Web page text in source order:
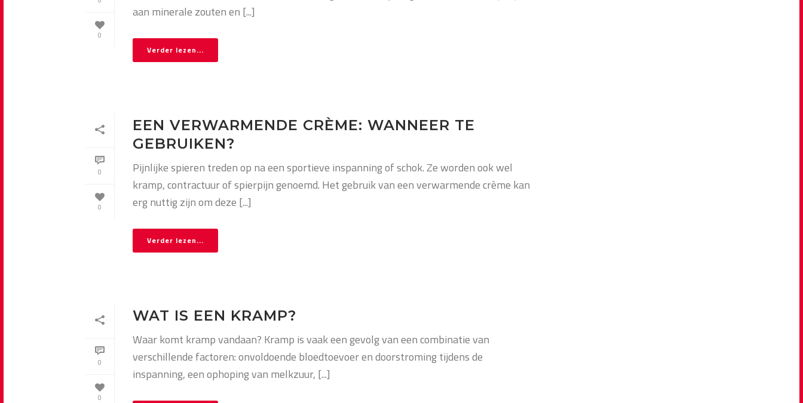
0
aan minerale zouten en [...]
Verder lezen...
0
0
EEN VERWARMENDE CRÈME: WANNEER TE
GEBRUIKEN?
Pijnlijke spieren treden op na een sportieve inspanning of schok. Ze worden ook wel
kramp, contractuur of spierpijn genoemd. Het gebruik van een verwarmende crème kan
erg nuttig zijn om deze [...]
Verder lezen...
0
0
WAT IS EEN KRAMP?
Waar komt kramp vandaan? Kramp is vaak een gevolg van een combinatie van
verschillende factoren: onvoldoende bloedtoevoer en doorstroming tijdens de
inspanning, een ophoping van melkzuur, [...]